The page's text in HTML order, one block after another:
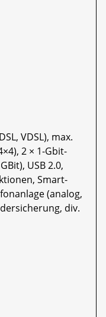
VDSL), max.
2 × 1-Gbit-
USB 2.0,
Smart-
(analog,
div.